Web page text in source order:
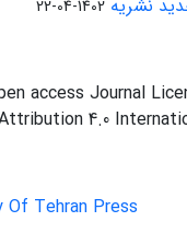
نشریه 1402-04-22
access Journal
4.0
Of Tehran Press